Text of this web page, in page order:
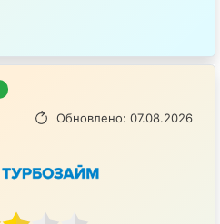
Обновлено: 07.08.2026